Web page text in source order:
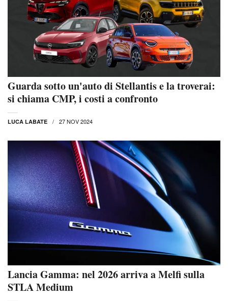
Guarda sotto un'auto di Stellantis e la troverai:
si chiama CMP, i costi a confronto
LUCA LABATE 27 NOV 2024
Lancia Gamma: nel 2026 arriva a Melfi sulla
STLA Medium